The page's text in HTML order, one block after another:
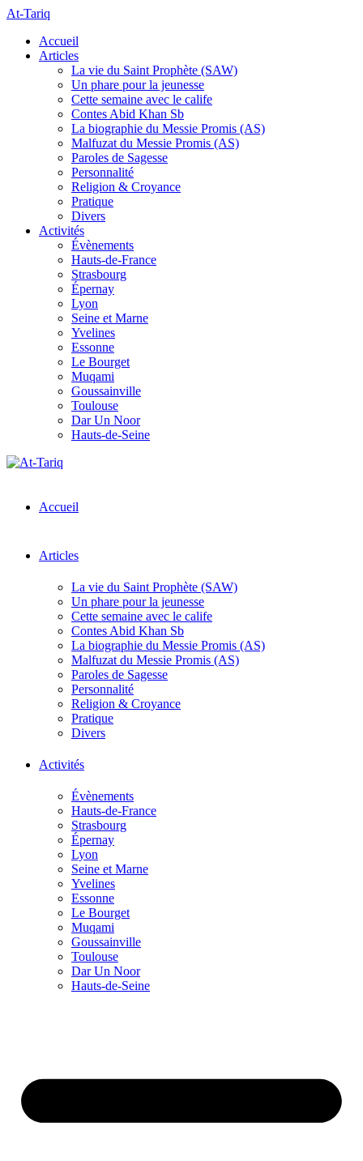
At-Tariq
Accueil
Articles
La vie du Saint Prophète (SAW)
Un phare pour la jeunesse
Cette semaine avec le calife
Contes Abid Khan Sb
La biographie du Messie Promis (AS)
Malfuzat du Messie Promis (AS)
Paroles de Sagesse
Personnalité
Religion & Croyance
Pratique
Divers
Activités
Évènements
Hauts-de-France
Strasbourg
Épernay
Lyon
Seine et Marne
Yvelines
Essonne
Le Bourget
Muqami
Goussainville
Toulouse
Dar Un Noor
Hauts-de-Seine
Accueil
Articles
La vie du Saint Prophète (SAW)
Un phare pour la jeunesse
Cette semaine avec le calife
Contes Abid Khan Sb
La biographie du Messie Promis (AS)
Malfuzat du Messie Promis (AS)
Paroles de Sagesse
Personnalité
Religion & Croyance
Pratique
Divers
Activités
Évènements
Hauts-de-France
Strasbourg
Épernay
Lyon
Seine et Marne
Yvelines
Essonne
Le Bourget
Muqami
Goussainville
Toulouse
Dar Un Noor
Hauts-de-Seine